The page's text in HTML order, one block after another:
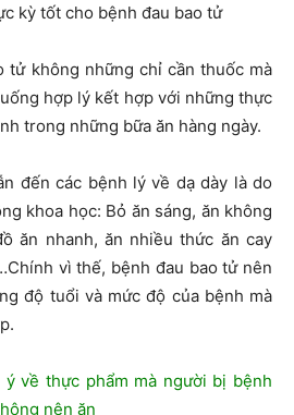
tử không những chỉ cần thuốc mà
hợp lý kết hợp với những thực
trong những bữa ăn hàng ngày.
đến các bệnh lý về dạ dày là do
khoa học: Bỏ ăn sáng, ăn không
ăn nhanh, ăn nhiều thức ăn cay
vì thế, bệnh đau bao tử nên
độ tuổi và mức độ của bệnh mà
về thực phẩm mà người bị bệnh
nên ăn